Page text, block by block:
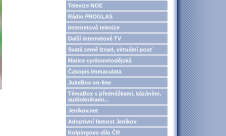
Televize NOE
Rádio PROGLAS
Internetová televize
Další internetové TV
Svatá země Izrael, virtuální pouť
Matice cyrilometodějská
Časopis Immaculata
JukeBox on-line
TémaBox s přednáškami, kázáními,
audioknihami...
Jeníkov.net
Adoptivní farnost Jeníkov
Kolpingovo dílo ČR